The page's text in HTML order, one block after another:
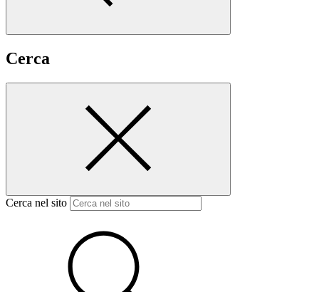
Cerca
Cerca nel sito